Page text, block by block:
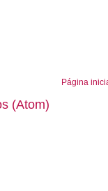
Página
(Atom)